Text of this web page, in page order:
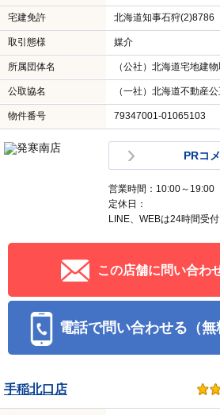
宅建免許 北海道知事石狩(2)8786
取引態様 媒介
所属団体名 （公社）北海道宅地建
公取協名 （一社）北海道不動産
物件番号 79347001-01065103
PRコ
営業時間：10:00～19:00
定休日：
LINE、WEBは24時間受付
この店舗に問い合わ
電話で問い合わせる（無
手稲北口店